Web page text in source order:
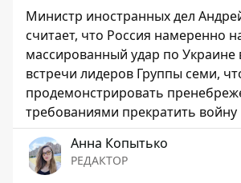
Министр иностранных дел
считает, что Россия намеренно
массированный удар по
встречи лидеров Группы семи,
продемонстрировать
требованиями прекратить войну
Анна Копытько
РЕДАКТОР